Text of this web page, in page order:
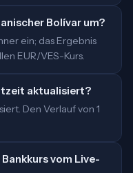
Bolívar um?
ein; das Ergebnis
EUR/VES-Kurs.
aktualisiert?
Den Verlauf von 1
vom Live-